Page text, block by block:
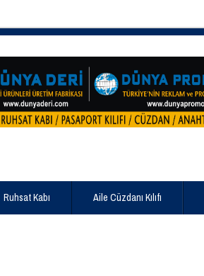
Ruhsat Kabı Aile Cüzdanı Kılıfı